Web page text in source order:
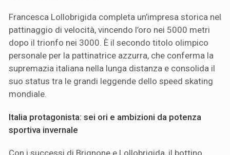
Francesca Lollobrigida completa un’impresa storica nel
pattinaggio di velocità, vincendo l’oro nei 5000 metri
dopo il trionfo nei 3000. È il secondo titolo olimpico
personale per la pattinatrice azzurra, che conferma la
supremazia italiana nella lunga distanza e consolida il
suo status tra le grandi leggende dello speed skating
mondiale.
Italia protagonista: sei ori e ambizioni da potenza
sportiva invernale